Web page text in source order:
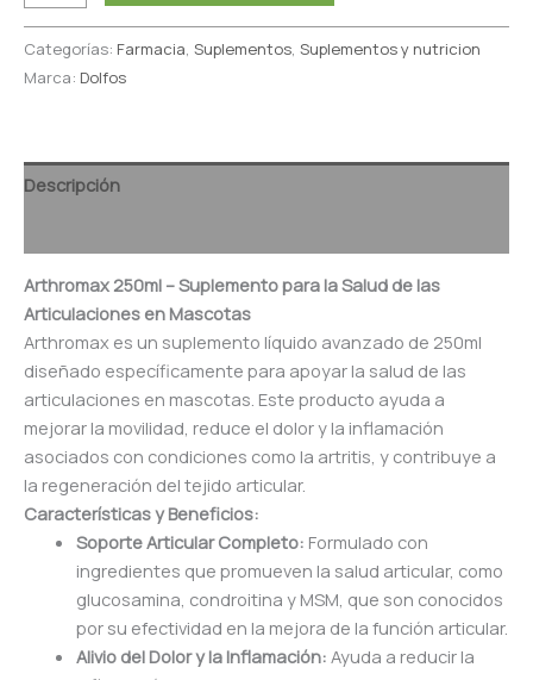
Categorías: Farmacia, Suplementos, Suplementos y nutricion
Marca: Dolfos
Descripción
Arthromax 250ml – Suplemento para la Salud de las
Articulaciones en Mascotas
Arthromax es un suplemento líquido avanzado de 250ml
diseñado específicamente para apoyar la salud de las
articulaciones en mascotas. Este producto ayuda a
mejorar la movilidad, reduce el dolor y la inflamación
asociados con condiciones como la artritis, y contribuye a
la regeneración del tejido articular.
Características y Beneficios:
Soporte Articular Completo: Formulado con
ingredientes que promueven la salud articular, como
glucosamina, condroitina y MSM, que son conocidos
por su efectividad en la mejora de la función articular.
Alivio del Dolor y la Inflamación: Ayuda a reducir la